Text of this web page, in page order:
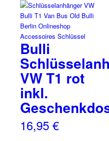
Bulli
VW T1 rot
inkl.
16,95 €